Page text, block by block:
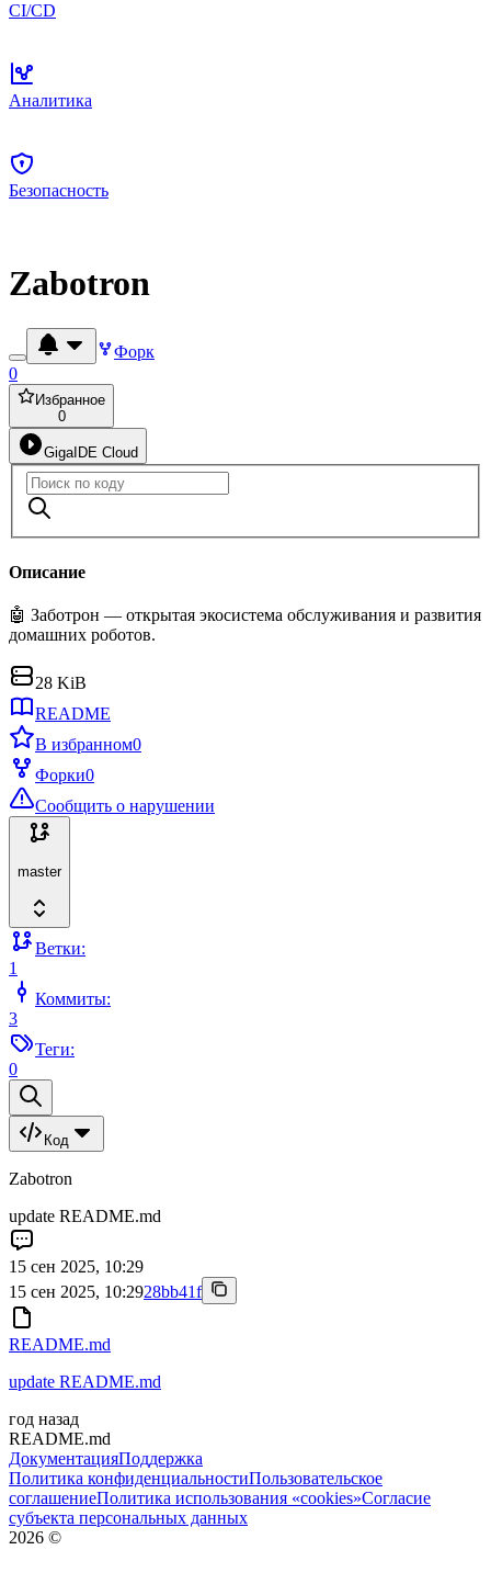
CI/CD
Аналитика
Безопасность
Zabotron
Форк
0
Избранное
0
GigaIDE Cloud
Описание
🤖 Заботрон — открытая экосистема обслуживания и развития
домашних роботов.
28 KiB
README
В избранном0
Форки0
Сообщить о нарушении
master
Ветки:
1
Коммиты:
3
Теги:
0
Код
Zabotron
update README.md
15 сен 2025, 10:29
15 сен 2025, 10:2928bb41f
README.md
update README.md
год назад
README.md
ДокументацияПоддержка
Политика конфиденциальностиПользовательское
соглашениеПолитика использования «cookies»Согласие
субъекта персональных данных
2026 ©